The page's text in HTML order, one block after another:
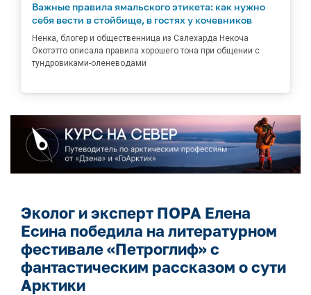
Важные правила ямальского этикета: как нужно
себя вести в стойбище, в гостях у кочевников
Ненка, блогер и общественница из Салехарда Некоча
Окотэтто описала правила хорошего тона при общении с
тундровиками-оленеводами
Эколог и эксперт ПОРА Елена
Есина победила на литературном
фестивале «Петроглиф» с
фантастическим рассказом о сути
Арктики